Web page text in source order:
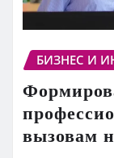
БИЗНЕС И
вызовам